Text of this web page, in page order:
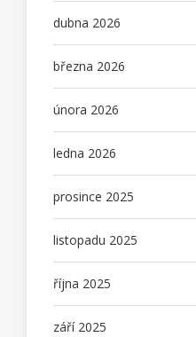
dubna 2026
března 2026
února 2026
ledna 2026
prosince 2025
listopadu 2025
října 2025
září 2025